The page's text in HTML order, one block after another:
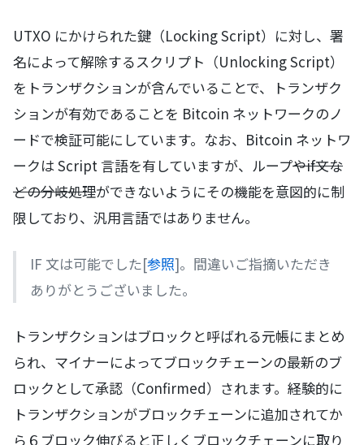
UTXO にかけられた鍵（Locking Script）に対し、署
名によって解除するスクリプト（Unlocking Script）
をトランザクションが含んでいることで、トランザク
ションが有効であることを Bitcoin ネットワークのノ
ードで検証可能にしています。なお、Bitcoin ネットワ
ークは Script 言語を有していますが、ループやif文な
どの分岐処理ができないようにその機能を意図的に制
限しており、汎用言語ではありません。
IF 文は可能でした[参照]。間違いご指摘いただき
ありがとうございました。
トランザクションはブロックと呼ばれる元帳にまとめ
られ、マイナーによってブロックチェーンの最新のブ
ロックとして承認（Confirmed）されます。経験的に
トランザクションがブロックチェーンに追加されてか
ら６ブロック伸びると正しくブロックチェーンに取り